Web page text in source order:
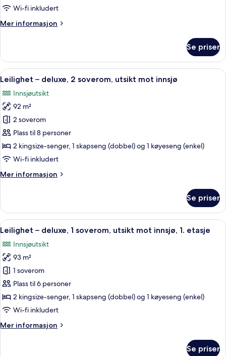
soverom,
utsikt
mot
Wi-fi inkludert
Mer informasjon
Mer
–
deluxe,
2
soverom,
utsikt
mot
innsjø
Se priser
Åpne
alle
bildene
av
Leilighet
–
deluxe,
2
utsikt
En 30-tommers smart-TV med kabel-
25
Leilighet – deluxe, 2 soverom, utsikt mot innsjø
Innsjøutsikt
92 m²
2 soverom
Plass til 8 personer
2 kingsize-senger, 1 skapseng (dobbel) og 1 køyeseng (enkel)
Wi-fi inkludert
Mer informasjon
Mer
–
deluxe,
2
soverom,
utsikt
mot
innsjø
Se priser
Åpne
alle
bildene
av
Leilighet
–
deluxe,
1
utsikt
En 30-tommers smart-TV med kabel-
16
Leilighet – deluxe, 1 soverom, utsikt mot innsjø, 1. etasje
Innsjøutsikt
93 m²
1 soverom
Plass til 6 personer
2 kingsize-senger, 1 skapseng (dobbel) og 1 køyeseng (enkel)
Wi-fi inkludert
Mer informasjon
Mer
Se priser